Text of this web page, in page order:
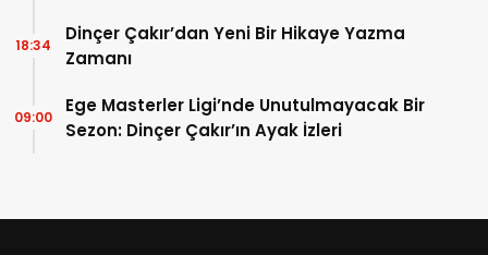
Dinçer Çakır’dan Yeni Bir Hikaye Yazma
Zamanı
18:34
Ege Masterler Ligi’nde Unutulmayacak Bir
Sezon: Dinçer Çakır’ın Ayak İzleri
09:00